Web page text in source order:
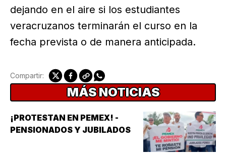
dejando en el aire si los estudiantes
veracruzanos terminarán el curso en la
fecha prevista o de manera anticipada.
Compartir:
MÁS NOTICIAS
¡PROTESTAN EN PEMEX! -
PENSIONADOS Y JUBILADOS